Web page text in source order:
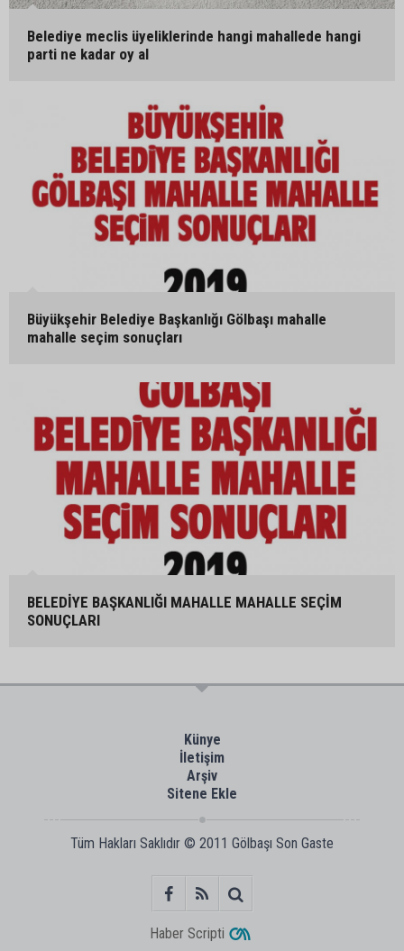
Belediye meclis üyeliklerinde hangi mahallede hangi
parti ne kadar oy al
Büyükşehir Belediye Başkanlığı Gölbaşı mahalle
mahalle seçim sonuçları
BELEDİYE BAŞKANLIĞI MAHALLE MAHALLE SEÇİM
SONUÇLARI
Künye
İletişim
Arşiv
Sitene Ekle
Tüm Hakları Saklıdır © 2011 Gölbaşı Son Gaste
Haber Scripti